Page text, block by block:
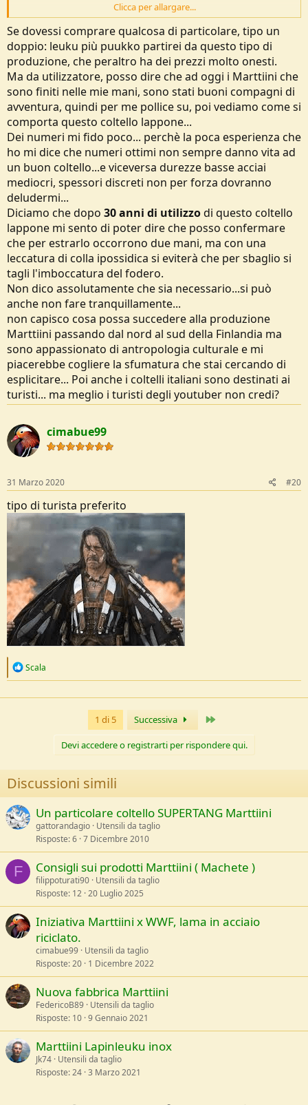
La qualità dei prodotti è un po' più rustica rispetto ai Marttiini che,
dovendo fare breccia anche e soprattutto fra i turisti, curano
maggiormente le lucidature, design accattivanti sui foderi ecc. Gli
acciai usati sono diversi e il trattamento termico, inoltre, porta le
lame a durezze maggiori.
L'inox base della Marttiini è un 420 portato a 54 HRC, mentre il
carbonioso base è un 1075 portato a 56 HRC. Le lame con finitura
martellata sono della Lauri, in 80CrV2 a 59,5 HRC.
La Jarvenpaa usa gli stessi acciai della Lauri, ma temprando il 4116 a
56 HRC e l'80CrV2 a 58 HRC.
Un'altra cosa, è previsto che la Marttiini sposti, entro l'autunno del
2021, tutta la produzione nella fabbrica della Rapala, ad Asikkala,
nella Finlandia merifionale, mantenendo a Rovaniemi solo
l'amministrazione, gli uffici di progettazione e, forse, la produzione
di qualche modello particolare.
Piccola precisazione, i foderi scandinavi e finlandesi richiedono
solitamente estrazione a due mani e, quando necessario, sbloccato
il coltello, lo schiacciamento della bocca del fodero, proprio per
evitare i tagli.
Parlando dell'Iso Uppo di Jarvenpaa, l'ho e, anche se per come uso i
puukko io è un po' troppo lungo, ne ho apprezzato la buona qualità
di finitura e trattamento termico.
Clicca per allargare...
Se dovessi comprare qualcosa di particolare, tipo un
doppio: leuku più puukko partirei da questo tipo di
produzione, che peraltro ha dei prezzi molto onesti.
Ma da utilizzatore, posso dire che ad oggi i Marttiini che
sono finiti nelle mie mani, sono stati buoni compagni di
avventura, quindi per me pollice su, poi vediamo come si
comporta questo coltello lappone...
Dei numeri mi fido poco... perchè la poca esperienza che
ho mi dice che numeri ottimi non sempre danno vita ad
un buon coltello...e viceversa durezze basse acciai
mediocri, spessori discreti non per forza dovranno
deludermi...
Diciamo che dopo 30 anni di utilizzodi questo coltello
lappone mi sento di poter dire che posso confermare
che per estrarlo occorrono due mani, ma con una
leccatura di colla ipossidica si eviterà che per sbaglio si
tagli l'imboccatura del fodero.
Non dico assolutamente che sia necessario...si può
anche non fare tranquillamente...
non capisco cosa possa succedere alla produzione
Marttiini passando dal nord al sud della Finlandia ma
sono appassionato di antropologia culturale e mi
piacerebbe cogliere la sfumatura che stai cercando di
esplicitare... Poi anche i coltelli italiani sono destinati ai
turisti... ma meglio i turisti degli youtuber non credi?
cimabue99
31 Marzo 2020 #20
tipo di turista preferito
R
c
Scala
1 di 5 Successiva
Devi accedere o registrarti per rispondere qui.
Discussioni simili
Un particolare coltello SUPERTANG Marttiini
gattorandagio Utensili da taglio
Risposte 6 7 Dicembre 2010
F Consigli sui prodotti Marttiini ( Machete )
filippoturati90 Utensili da taglio
Risposte 12 20 Luglio 2025
Iniziativa Marttiini x WWF, lama in acciaio
riciclato.
cimabue99 Utensili da taglio
Risposte 20 1 Dicembre 2022
Nuova fabbrica Marttiini
FedericoB89 Utensili da taglio
Risposte 10 9 Gennaio 2021
Marttiini Lapinleuku inox
Jk74 Utensili da taglio
Risposte 24 3 Marzo 2021